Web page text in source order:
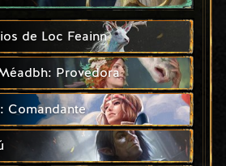
de Loc Feainn
Provedora
Comandante